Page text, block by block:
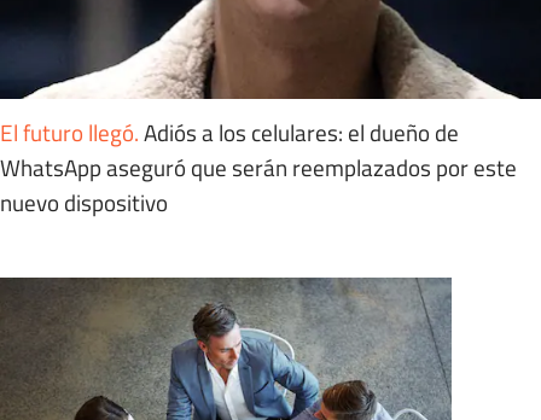
El futuro llegó.Adiós a los celulares: el dueño de
WhatsApp aseguró que serán reemplazados por este
nuevo dispositivo